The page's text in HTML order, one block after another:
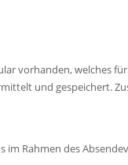
vorhanden, welches
und gespeichert.
im Rahmen des